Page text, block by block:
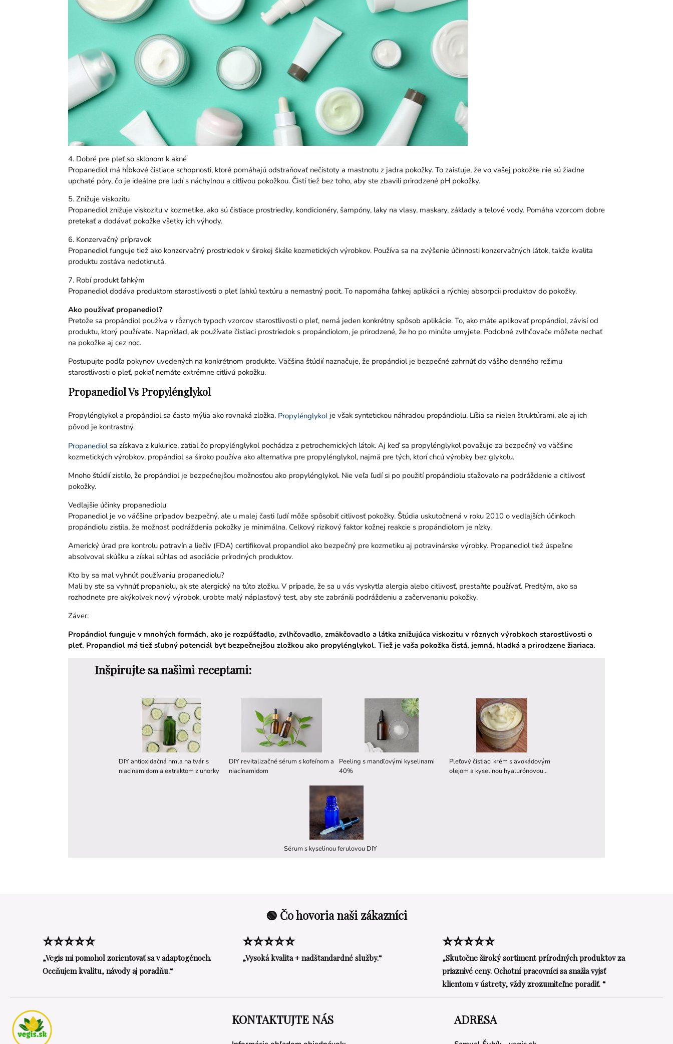
4. Dobré pre pleť so sklonom k ​​akné
Propanediol má hĺbkové čistiace schopnosti, ktoré pomáhajú odstraňovať nečistoty a mastnotu z jadra pokožky. To zaisťuje, že vo vašej pokožke nie sú žiadne
upchaté póry, čo je ideálne pre ľudí s náchylnou a citlivou pokožkou. Čistí tiež bez toho, aby ste zbavili prirodzené pH pokožky.
5. Znižuje viskozitu
Propanediol znižuje viskozitu v kozmetike, ako sú čistiace prostriedky, kondicionéry, šampóny, laky na vlasy, maskary, základy a telové vody. Pomáha vzorcom dobre
pretekať a dodávať pokožke všetky ich výhody.
6. Konzervačný prípravok
Propanediol funguje tiež ako konzervačný prostriedok v širokej škále kozmetických výrobkov. Používa sa na zvýšenie účinnosti konzervačných látok, takže kvalita
produktu zostáva nedotknutá.
7. Robí produkt ľahkým
Propanediol dodáva produktom starostlivosti o pleť ľahkú textúru a nemastný pocit. To napomáha ľahkej aplikácii a rýchlej absorpcii produktov do pokožky.
Ako používať propanediol?
Pretože sa propándiol používa v rôznych typoch vzorcov starostlivosti o pleť, nemá jeden konkrétny spôsob aplikácie. To, ako máte aplikovať propándiol, závisí od
produktu, ktorý používate. Napríklad, ak používate čistiaci prostriedok s propándiolom, je prirodzené, že ho po minúte umyjete. Podobné zvlhčovače môžete nechať
na pokožke aj cez noc.
Postupujte podľa pokynov uvedených na konkrétnom produkte. Väčšina štúdií naznačuje, že propándiol je bezpečné zahrnúť do vášho denného režimu
starostlivosti o pleť, pokiaľ nemáte extrémne citlivú pokožku.
Propanediol Vs Propylénglykol
Propylénglykol a propándiol sa často mýlia ako rovnaká zložka. Propylénglykol je však syntetickou náhradou propándiolu. Líšia sa nielen štruktúrami, ale aj ich
pôvod je kontrastný.
Propanediolsa získava z kukurice, zatiaľ čo propylénglykol pochádza z petrochemických látok. Aj keď sa propylénglykol považuje za bezpečný vo väčšine
kozmetických výrobkov, propándiol sa široko používa ako alternatíva pre propylénglykol, najmä pre tých, ktorí chcú výrobky bez glykolu.
Mnoho štúdií zistilo, že propándiol je bezpečnejšou možnosťou ako propylénglykol. Nie veľa ľudí si po použití propándiolu sťažovalo na podráždenie a citlivosť
pokožky.
Vedľajšie účinky propanediolu
Propanediol je vo väčšine prípadov bezpečný, ale u malej časti ľudí môže spôsobiť citlivosť pokožky. Štúdia uskutočnená v roku 2010 o vedľajších účinkoch
propándiolu zistila, že možnosť podráždenia pokožky je minimálna. Celkový rizikový faktor kožnej reakcie s propándiolom je nízky.
Americký úrad pre kontrolu potravín a liečiv (FDA) certifikoval propandiol ako bezpečný pre kozmetiku aj potravinárske výrobky. Propanediol tiež úspešne
absolvoval skúšku a získal súhlas od asociácie prírodných produktov.
Kto by sa mal vyhnúť používaniu propanediolu?
Mali by ste sa vyhnúť propaniolu, ak ste alergický na túto zložku. V prípade, že sa u vás vyskytla alergia alebo citlivosť, prestaňte používať. Predtým, ako sa
rozhodnete pre akýkoľvek nový výrobok, urobte malý náplasťový test, aby ste zabránili podráždeniu a začervenaniu pokožky.
Záver:
Propándiol funguje v mnohých formách, ako je rozpúšťadlo, zvlhčovadlo, zmäkčovadlo a látka znižujúca viskozitu v rôznych výrobkoch starostlivosti o
pleť. Propandiol má tiež sľubný potenciál byť bezpečnejšou zložkou ako propylénglykol. Tiež je vaša pokožka čistá, jemná, hladká a prirodzene žiariaca.
Inšpirujte sa našimi receptami:
DIY antioxidačná hmla na tvár s
niacinamidom a extraktom z uhorky
DIY revitalizačné sérum s kofeínom a
niacínamidom
Peeling s mandľovými kyselinami
40%
Pleťový čistiaci krém s avokádovým
olejom a kyselinou hyalurónovou
Sérum s kyselinou ferulovou DIY
🟢 Čo hovoria naši zákazníci
⭐⭐⭐⭐⭐
„Vegis mi pomohol zorientovať sa v adaptogénoch.
Oceňujem kvalitu, návody aj poradňu.“
⭐⭐⭐⭐⭐
„Vysoká kvalita + nadštandardné služby.“
⭐⭐⭐⭐⭐
„Skutočne široký sortiment prírodných produktov za
priaznivé ceny. Ochotní pracovníci sa snažia vyjsť
klientom v ústrety, vždy zrozumiteľne poradiť. “
KONTAKTUJTE NÁS ADRESA